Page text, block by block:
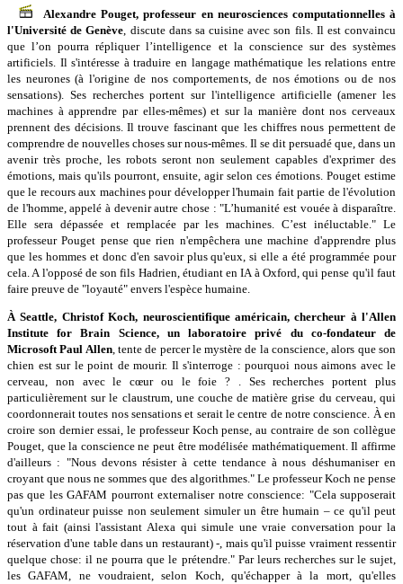
Alexandre Pouget, professeur en neurosciences computationnelles à
l'Université de Genève , discute dans sa cuisine avec son fils. Il est convaincu
que l’on pourra répliquer l’intelligence et la conscience sur des systèmes
artificiels. Il s'intéresse à traduire en langage mathématique les relations entre
les neurones (à l'origine de nos comportements, de nos émotions ou de nos
sensations). Ses recherches portent sur l'intelligence artificielle (amener les
machines à apprendre par elles-mêmes) et sur la manière dont nos cerveaux
prennent des décisions. Il trouve fascinant que les chiffres nous permettent de
comprendre de nouvelles choses sur nous-mêmes. Il se dit persuadé que, dans un
avenir très proche, les robots seront non seulement capables d'exprimer des
émotions, mais qu'ils pourront, ensuite, agir selon ces émotions. Pouget estime
que le recours aux machines pour développer l'humain fait partie de l'évolution
de l'homme, appelé à devenir autre chose : "L’humanité est vouée à disparaître.
Elle sera dépassée et remplacée par les machines. C’est inéluctable." Le
professeur Pouget pense que rien n'empêchera une machine d'apprendre plus
que les hommes et donc d'en savoir plus qu'eux, si elle a été programmée pour
cela. A l'opposé de son fils Hadrien, étudiant en IA à Oxford, qui pense qu'il faut
faire preuve de "loyauté" envers l'espèce humaine.
À Seattle, Christof Koch, neuroscientifique américain, chercheur à l'Allen
Institute for Brain Science, un laboratoire privé du co-fondateur de
Microsoft Paul Allen, tente de percer le mystère de la conscience, alors que son
chien est sur le point de mourir. Il s'interroge : pourquoi nous aimons avec le
cerveau, non avec le cœur ou le foie ? . Ses recherches portent plus
particulièrement sur le claustrum, une couche de matière grise du cerveau, qui
coordonnerait toutes nos sensations et serait le centre de notre conscience. À en
croire son dernier essai, le professeur Koch pense, au contraire de son collègue
Pouget, que la conscience ne peut être modélisée mathématiquement. Il affirme
d'ailleurs : "Nous devons résister à cette tendance à nous déshumaniser en
croyant que nous ne sommes que des algorithmes." Le professeur Koch ne pense
pas que les GAFAM pourront externaliser notre conscience: "Cela supposerait
qu'un ordinateur puisse non seulement simuler un être humain – ce qu'il peut
tout à fait (ainsi l'assistant Alexa qui simule une vraie conversation pour la
réservation d'une table dans un restaurant) -, mais qu'il puisse vraiment ressentir
quelque chose: il ne pourra que le prétendre." Par leurs recherches sur le sujet,
les GAFAM, ne voudraient, selon Koch, qu'échapper à la mort, qu'elles